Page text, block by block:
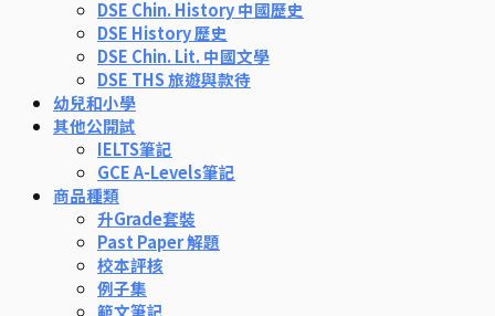
DSE Chin. History 中國歷史
DSE History 歷史
DSE Chin. Lit. 中國文學
DSE THS 旅遊與款待
幼兒和小學
其他公開試
IELTS筆記
GCE A-Levels筆記
商品種類
升Grade套裝
Past Paper 解題
校本評核
例子集
範文筆記